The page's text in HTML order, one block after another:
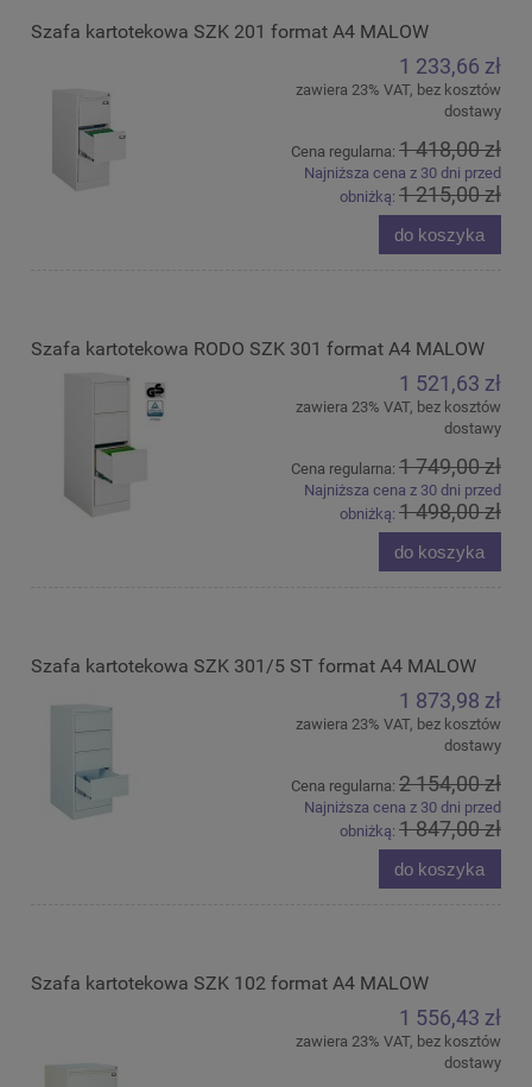
Szafa kartotekowa SZK 201 format A4 MALOW
1 233,66 zł
zawiera 23% VAT, bez kosztów
dostawy
Cena regularna: 1 418,00 zł
Najniższa cena z 30 dni przed
obniżką: 1 215,00 zł
do koszyka
Szafa kartotekowa RODO SZK 301 format A4 MALOW
1 521,63 zł
zawiera 23% VAT, bez kosztów
dostawy
Cena regularna: 1 749,00 zł
Najniższa cena z 30 dni przed
obniżką: 1 498,00 zł
do koszyka
Szafa kartotekowa SZK 301/5 ST format A4 MALOW
1 873,98 zł
zawiera 23% VAT, bez kosztów
dostawy
Cena regularna: 2 154,00 zł
Najniższa cena z 30 dni przed
obniżką: 1 847,00 zł
do koszyka
Szafa kartotekowa SZK 102 format A4 MALOW
1 556,43 zł
zawiera 23% VAT, bez kosztów
dostawy